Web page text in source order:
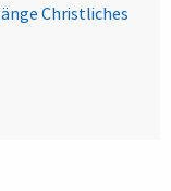
Christliches